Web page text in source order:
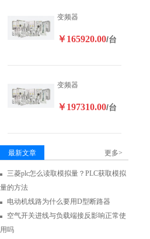
变频器
￥165920.00/台
变频器
￥197310.00/台
最新文章 更多>
三菱plc怎么读取模拟量？PLC获取模拟
量的方法
电动机线路为什么要用D型断路器
空气开关进线与负载端接反影响正常使
用吗